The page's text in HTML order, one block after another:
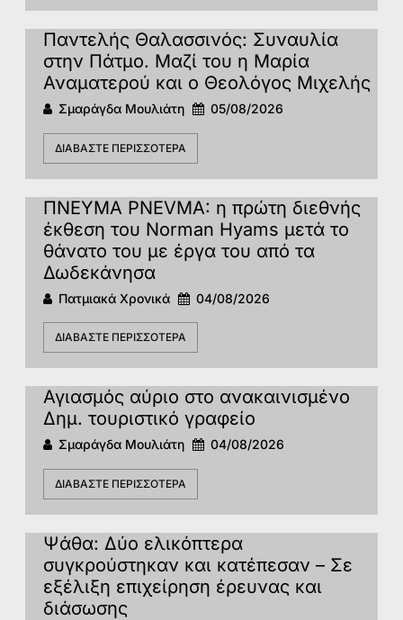
Παντελής Θαλασσινός: Συναυλία
στην Πάτμο. Μαζί του η Μαρία
Αναματερού και ο Θεολόγος Μιχελής
Σμαράγδα Μουλιάτη 05/08/2026
ΔΙΑΒΆΣΤΕ ΠΕΡΙΣΣΌΤΕΡΑ
ΠΝΕΥΜΑ PNEVMA: η πρώτη διεθνής
έκθεση του Norman Hyams μετά το
θάνατο του με έργα του από τα
Δωδεκάνησα
Πατμιακά Χρονικά 04/08/2026
ΔΙΑΒΆΣΤΕ ΠΕΡΙΣΣΌΤΕΡΑ
Αγιασμός αύριο στο ανακαινισμένο
Δημ. τουριστικό γραφείο
Σμαράγδα Μουλιάτη 04/08/2026
ΔΙΑΒΆΣΤΕ ΠΕΡΙΣΣΌΤΕΡΑ
Ψάθα: Δύο ελικόπτερα
συγκρούστηκαν και κατέπεσαν – Σε
εξέλιξη επιχείρηση έρευνας και
διάσωσης